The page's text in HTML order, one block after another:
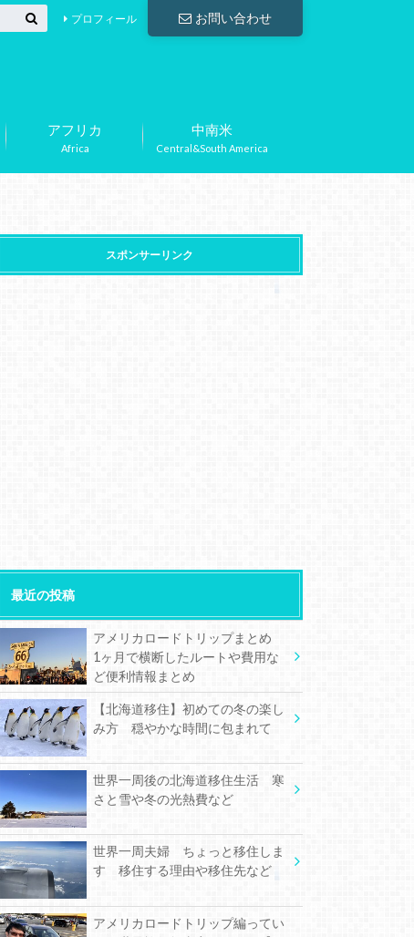
お問い合わせ
プロフィール
Africa
アフリカ
Central&South America
中南米
スポンサーリンク
最近の投稿
アメリカロードトリップまとめ
1ヶ月で横断したルートや費用な
ど便利情報まとめ
【北海道移住】初めての冬の楽し
み方 穏やかな時間に包まれて
世界一周後の北海道移住生活 寒
さと雪や冬の光熱費など
世界一周夫婦 ちょっと移住しま
す 移住する理由や移住先など
アメリカロードトリップ編ってい